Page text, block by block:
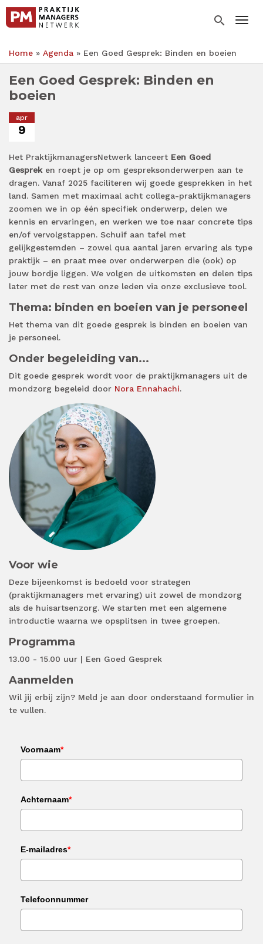
Overslaan
naar
inhoud
search
Kruimelpad
Home Agenda Een Goed Gesprek: Binden en boeien
Een Goed Gesprek: Binden en
boeien
apr
9
Het PraktijkmanagersNetwerk lanceert Een Goed
Gespreken roept je op om gespreksonderwerpen aan te
dragen. Vanaf 2025 faciliteren wij goede gesprekken in het
land. Samen met maximaal acht collega-praktijkmanagers
zoomen we in op één specifiek onderwerp, delen we
kennis en ervaringen, en werken we toe naar concrete tips
en/of vervolgstappen. Schuif aan tafel met
gelijkgestemden – zowel qua aantal jaren ervaring als type
praktijk – en praat mee over onderwerpen die (ook) op
jouw bordje liggen. We volgen de uitkomsten en delen tips
later met de rest van onze leden via onze exclusieve tool.
Thema: binden en boeien van je personeel
Het thema van dit goede gesprek is binden en boeien van
je personeel.
Onder begeleiding van...
Dit goede gesprek wordt voor de praktijkmanagers uit de
mondzorg begeleid door Nora Ennahachi.
Voor wie
Deze bijeenkomst is bedoeld voor strategen
(praktijkmanagers met ervaring) uit zowel de mondzorg
als de huisartsenzorg. We starten met een algemene
introductie waarna we opsplitsen in twee groepen.
Programma
13.00 - 15.00 uur | Een Goed Gesprek
Aanmelden
Wil jij erbij zijn? Meld je aan door onderstaand formulier in
te vullen.
Voornaam*
Achternaam*
E-mailadres*
Telefoonnummer